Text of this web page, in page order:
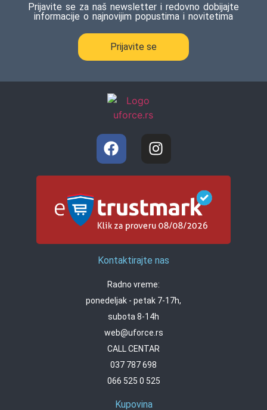
Prijavite se za naš newsletter i redovno dobijajte
informacije o najnovijim popustima i novitetima
Prijavite se
Kontaktirajte nas
Radno vreme:
ponedeljak - petak 7-17h,
subota 8-14h
web@uforce.rs
CALL CENTAR
037 787 698
066 525 0 525
Kupovina